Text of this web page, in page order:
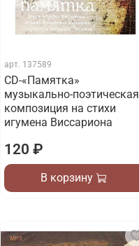
арт. 137589
CD-«Памятка»
музыкально-поэтическая
композиция на стихи
игумена Виссариона
120 ₽
В корзину